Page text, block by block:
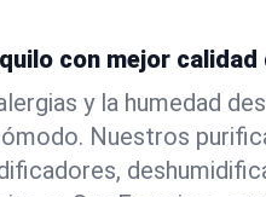
con mejor
y la humedad
Nuestros